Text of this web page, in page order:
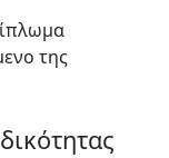
της